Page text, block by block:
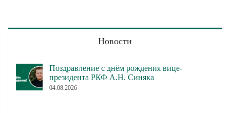
Новости
Поздравление с днём рождения вице-
президента РКФ А.Н. Синяка
04.08.2026